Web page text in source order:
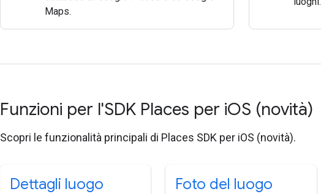
Maps.
Funzioni per l'SDK Places per iOS (novità)
Scopri le funzionalità principali di Places SDK per iOS (novità).
Dettagli luogo
Foto del luogo